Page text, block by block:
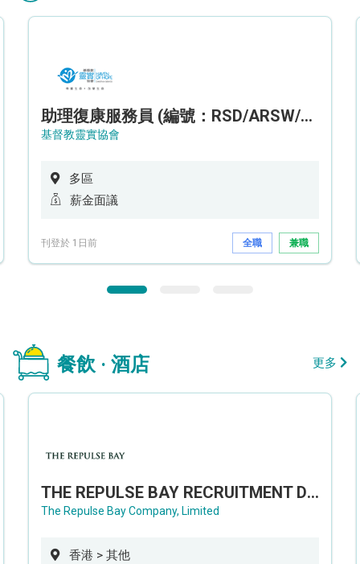
助理復康服務員 (編號：RSD/ARSW/CTE)
基督教靈實協會
多區
薪金面議
刊登於 1日前 全職 兼職
餐飲 · 酒店 更多
THE REPULSE BAY RECRUITMENT DAY 淺水灣影灣園人才招聘會
The Repulse Bay Company, Limited
香港 > 其他